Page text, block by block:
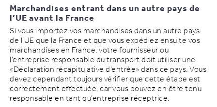
Marchandises entrant dans un autre pays de
l’UE avant la France
Si vous importez vos marchandises dans un autre pays
de l’UE que la France et que vous expédiez ensuite vos
marchandises en France, votre fournisseur ou
l’entreprise responsable du transport doit utiliser une
«Déclaration récapitulative d’entrée» dans ce pays. Vous
devez cependant toujours vérifier que cette étape est
correctement effectuée, car vous pouvez en être tenu
responsable en tant qu’entreprise réceptrice.